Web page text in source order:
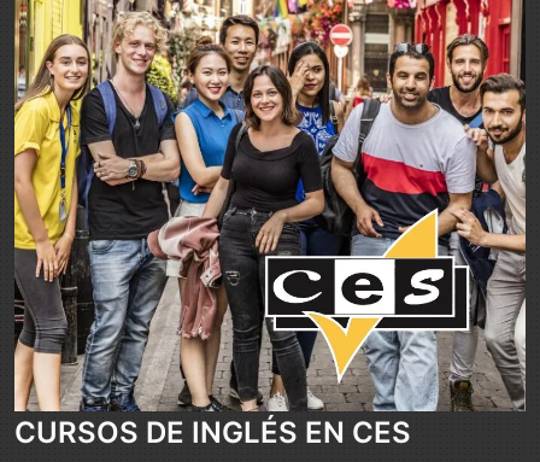
CURSOS DE INGLÉS EN CES